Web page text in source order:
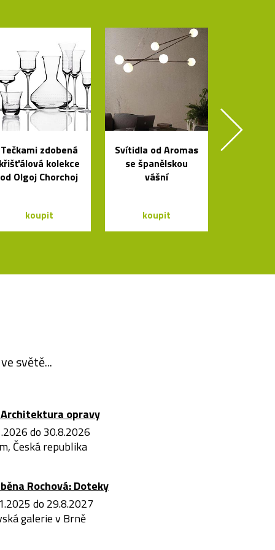
Tečkami zdobená
křišťálová kolekce
od Olgoj Chorchoj
koupit
Svítidla od Aromas
se španělskou
vášní
koupit
světě...
opravy
do 30.8.2026
Česká republika
Rochová: Doteky
do 29.8.2027
galerie v Brně